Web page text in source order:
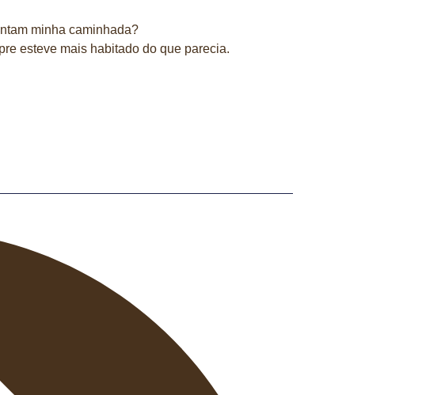
minha caminhada?
esteve mais habitado do que parecia.